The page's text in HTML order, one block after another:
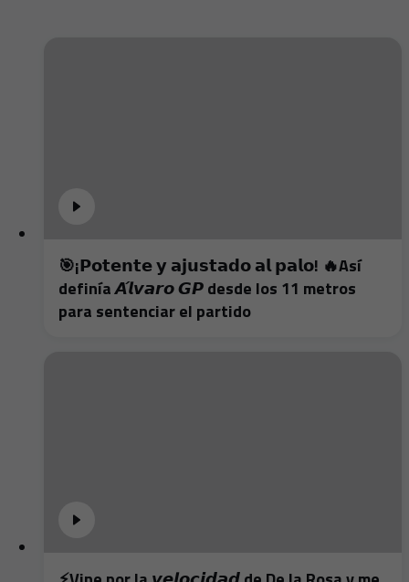
🎯¡𝗣𝗼𝘁𝗲𝗻𝘁𝗲 𝘆 𝗮𝗷𝘂𝘀𝘁𝗮𝗱𝗼 𝗮𝗹 𝗽𝗮𝗹𝗼! 🔥Así
definía 𝘼́𝙡𝙫𝙖𝙧𝙤 𝙂𝙋 desde los 11 metros
para sentenciar el partido